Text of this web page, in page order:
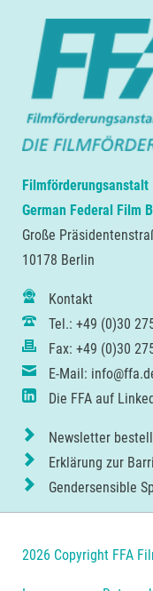
Filmförderungsanstalt
German Federal Film
Große
10178 Berlin
Kontakt
Tel.: +49 (0)30
Fax: +49 (0)30
E-Mail:
Die FFA auf
Newsletter
Erklärung zur
Gendersensible
2026 Copyright FFA